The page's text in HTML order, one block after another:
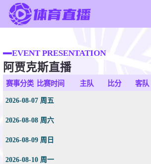
足球直播
篮球直播
足球录像
篮球新闻
EVENT PRESENTATION
阿贾克斯直播
赛事分类 比赛时间 主队 比分 客队
2026-08-07 周五
2026-08-08 周六
2026-08-09 周日
2026-08-10 周一